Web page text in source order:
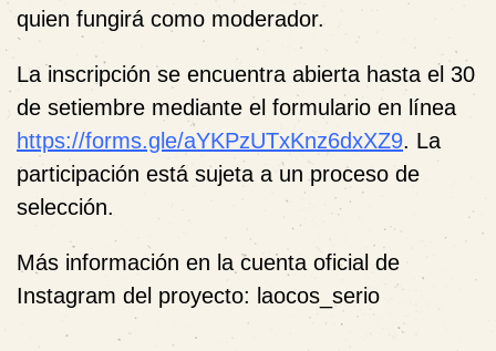
quien fungirá como moderador.
La inscripción se encuentra abierta hasta el 30
de setiembre mediante el formulario en línea
https://forms.gle/aYKPzUTxKnz6dxXZ9. La
participación está sujeta a un proceso de
selección.
Más información en la cuenta oficial de
Instagram del proyecto: laocos_serio